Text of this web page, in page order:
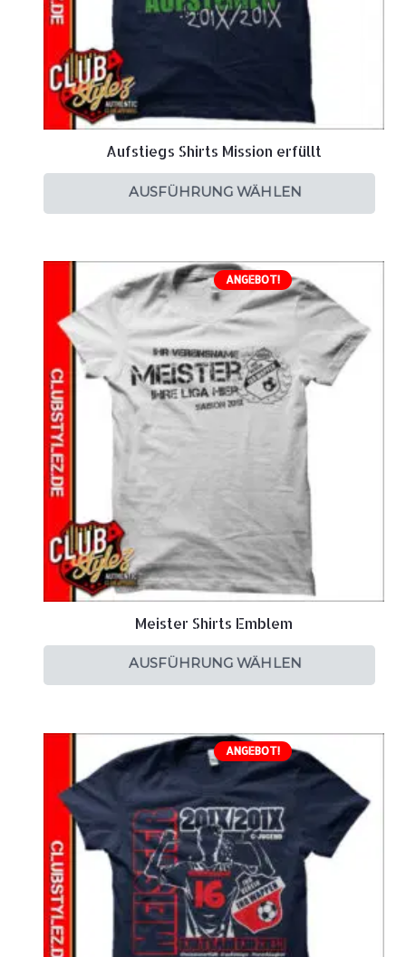
Aufstiegs Shirts Mission erfüllt
AUSFÜHRUNG WÄHLEN
ANGEBOT!
Meister Shirts Emblem
AUSFÜHRUNG WÄHLEN
ANGEBOT!